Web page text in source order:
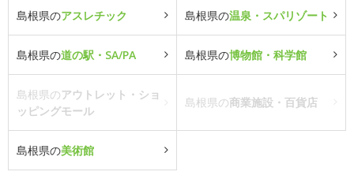
島根県のアスレチック 島根県の温泉・スパリゾート
島根県の道の駅・SA/PA 島根県の博物館・科学館
島根県のアウトレット・ショ
ッピングモール
島根県の商業施設・百貨店
島根県の美術館